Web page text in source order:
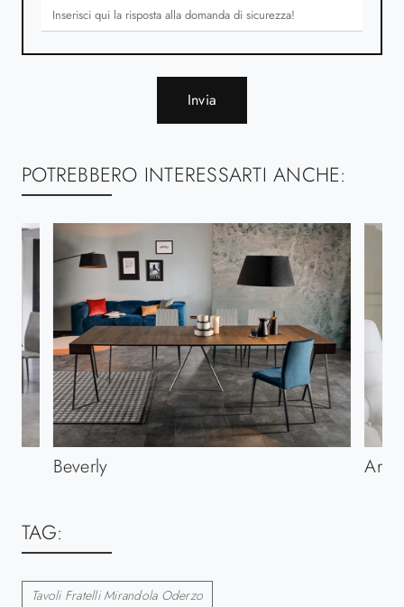
Invia
POTREBBERO INTERESSARTI ANCHE:
Beverly Art
TAG:
Tavoli Fratelli Mirandola Oderzo